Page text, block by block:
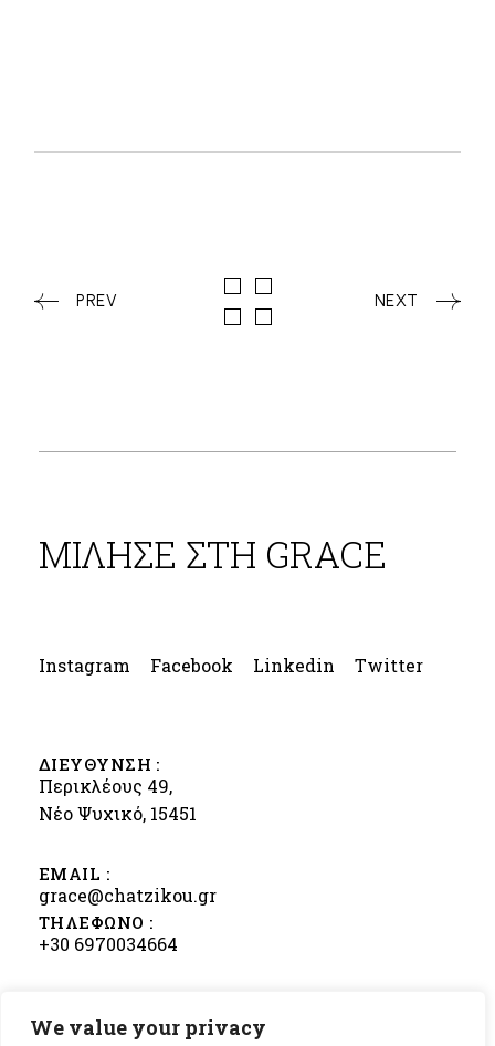
We value your privacy
PREV NEXT
ΜΙΛΗΣΕ ΣΤΗ GRACE
Instagram Facebook Linkedin Twitter
ΔΙΕΥΘΥΝΣΗ :
Περικλέους 49,
Νέο Ψυχικό, 15451
EMAIL :
grace@chatzikou.gr
ΤΗΛΕΦΩΝΟ :
+30 6970034664